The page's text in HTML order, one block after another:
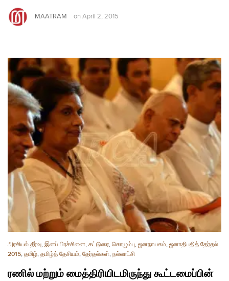
MAATRAM on April 2, 2015
அரசியல் தீர்வு, இனப் பிரச்சினை, கட்டுரை, கொழும்பு, ஜனநாயகம், ஜனாதிபதித் தேர்தல்
2015, தமிழ், தமிழ்த் தேசியம், தேர்தல்கள், நல்லாட்சி
ரணில் மற்றும் மைத்திரியிடமிருந்து கூட்டமைப்பின்